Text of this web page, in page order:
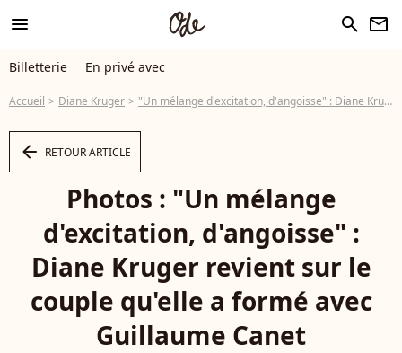
menu search newsletter
Billetterie En privé avec
Accueil Diane Kruger "Un mélange d'excitation, d'angoisse" : Diane Kruger revient sur le couple qu'elle a formé avec Guillaume Canet
arrow_left RETOUR ARTICLE
Photos : "Un mélange
d'excitation, d'angoisse" :
Diane Kruger revient sur le
couple qu'elle a formé avec
Guillaume Canet